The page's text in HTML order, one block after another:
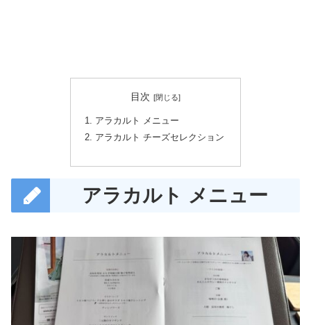
目次
アラカルト メニュー
アラカルト チーズセレクション
アラカルト メニュー